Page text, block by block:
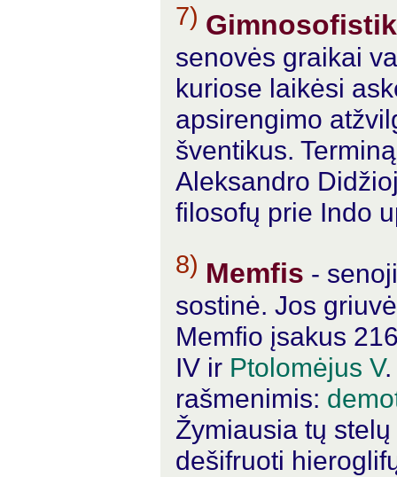
7)
senovės graikai
kuriose laikėsi
apsirengimo
šventikus.
Aleksandro
filosofų prie Indo
8) Memfis -
sostinė. Jos
Memfio įsakus
IV ir Ptolomėjus V
rašmenimis:
Žymiausia tų
dešifruoti